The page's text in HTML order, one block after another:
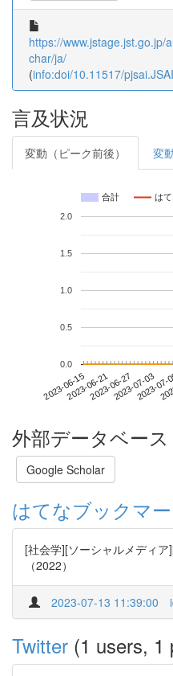
https://www.jstage.jst.go.jp/
char/ja/
(info:doi/10.11517/
言及状況
変動（ピーク前後） 変
合計 は
2023-06-152023-06-212023-06-272023-07-03
2023-
0.0
0.5
1.0
1.5
2.0
外部データベー
Google Scholar
はてなブックマ
[社会学][ソーシャルメディ
（2022）
2023-07-13 11:39:00
Twitter (1 users, 1